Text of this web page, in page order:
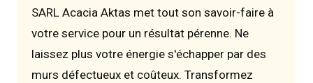
SARL Acacia Aktas met tout son savoir-faire à
votre service pour un résultat pérenne. Ne
laissez plus votre énergie s'échapper par des
murs défectueux et coûteux. Transformez